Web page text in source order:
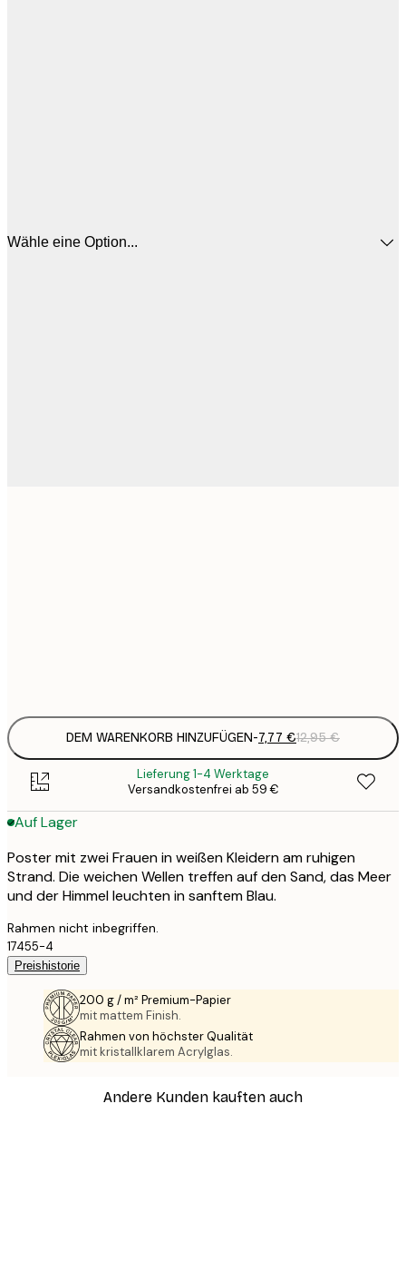
Wähle eine Option...
DEM WARENKORB HINZUFÜGEN-7,77 €12,95 €
Lieferung 1-4 Werktage
Versandkostenfrei ab 59 €
Auf Lager
Poster mit zwei Frauen in weißen Kleidern am ruhigen
Strand. Die weichen Wellen treffen auf den Sand, das Meer
und der Himmel leuchten in sanftem Blau.
Rahmen nicht inbegriffen.
17455-4
Preishistorie
200 g / m² Premium-Papier
mit mattem Finish.
Rahmen von höchster Qualität
mit kristallklarem Acrylglas.
Andere Kunden kauften auch